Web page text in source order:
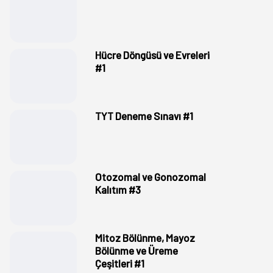
Hücre Döngüsü ve Evreleri
#1
TYT Deneme Sınavı #1
Otozomal ve Gonozomal
Kalıtım #3
Mitoz Bölünme, Mayoz
Bölünme ve Üreme
Çeşitleri #1